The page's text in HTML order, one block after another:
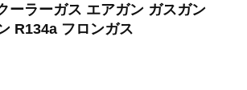
ーラーガス エアガン ガスガン
R134a フロンガス